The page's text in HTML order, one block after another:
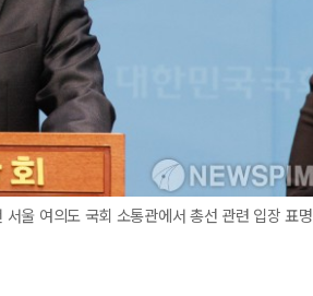
울 여의도 국회 소통관에서 총선 관련 입장 표명